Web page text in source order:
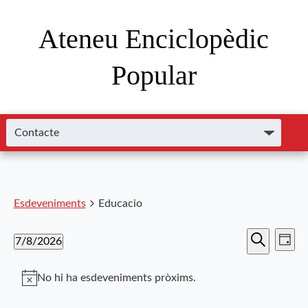
Ateneu Enciclopèdic
Popular
Esdeveniments Educacio
Cerca de
Dia
7/8/2026
una
data.
No hi ha esdeveniments pròxims.